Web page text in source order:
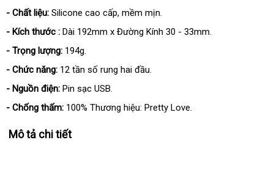
- Chất liệu: Silicone cao cấp, mềm mịn.
- Kích thước : Dài 192mm x Đường Kính 30 - 33mm.
- Trọng lượng: 194g.
- Chức năng: 12 tần số rung hai đầu.
- Nguồn điện: Pin sạc USB.
- Chống thấm: 100% Thương hiệu: Pretty Love.
Mô tả chi tiết